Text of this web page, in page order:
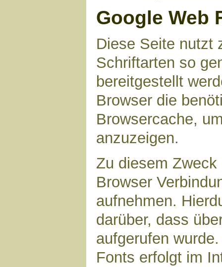
Google Web
Diese Seite nutzt
Schriftarten so
bereitgestellt
Browser die
Browsercache,
anzuzeigen.
Zu diesem
Browser
aufnehmen.
darüber, dass
aufgerufen
Fonts erfolgt im